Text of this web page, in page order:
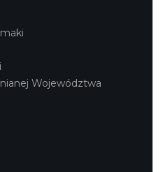
Województwa